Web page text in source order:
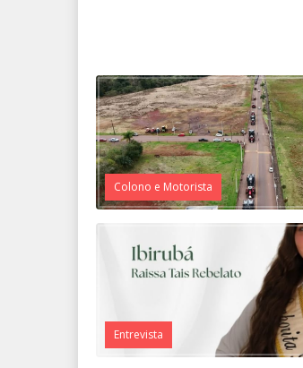
Colono e Motorista
Entrevista